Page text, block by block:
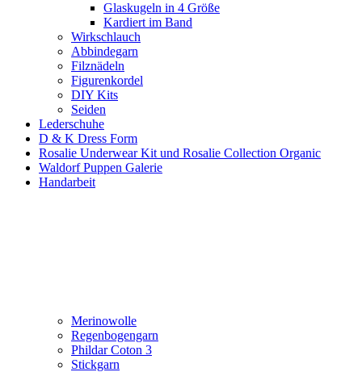
Glaskugeln in 4 Größe
Kardiert im Band
Wirkschlauch
Abbindegarn
Filznädeln
Figurenkordel
DIY Kits
Seiden
Lederschuhe
D & K Dress Form
Rosalie Underwear Kit und Rosalie Collection Organic
Waldorf Puppen Galerie
Handarbeit
Merinowolle
Regenbogengarn
Phildar Coton 3
Stickgarn